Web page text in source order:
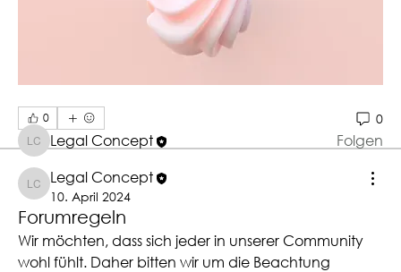
0 0
Legal Concept
Legal Concept
10. April 2024
Forumregeln
Wir möchten, dass sich jeder in unserer Community
wohl fühlt. Daher bitten wir um die Beachtung
Hier können Mitglieder Geschichten, Ideen, Bilder
Mitglieder
Legal Concept
Legal Concept
Folgen
Alle Mitglieder anzeigen (1)